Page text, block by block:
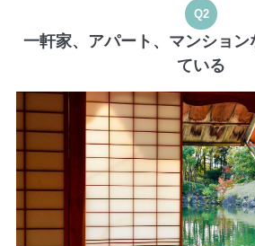
Q2
一軒家、アパート、マンション
ている